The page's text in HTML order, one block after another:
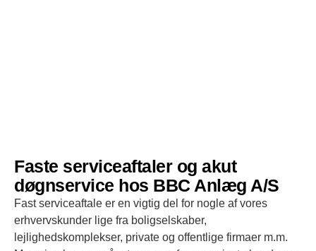
Faste serviceaftaler og akut
døgnservice hos BBC Anlæg A/S
Fast serviceaftale er en vigtig del for nogle af vores
erhvervskunder lige fra boligselskaber,
lejlighedskomplekser, private og offentlige firmaer m.m.